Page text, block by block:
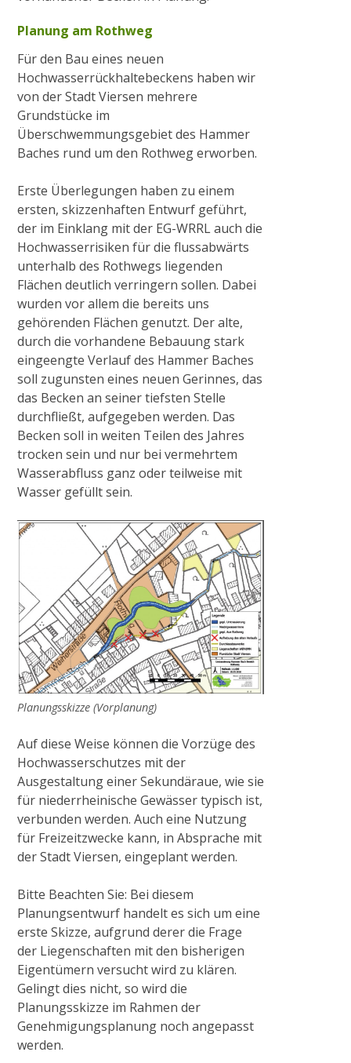
Planung am Rothweg
Für den Bau eines neuen
Hochwasserrückhaltebeckens haben wir
von der Stadt Viersen mehrere
Grundstücke im
Überschwemmungsgebiet des Hammer
Baches rund um den Rothweg erworben.
Erste Überlegungen haben zu einem
ersten, skizzenhaften Entwurf geführt,
der im Einklang mit der EG-WRRL auch die
Hochwasserrisiken für die flussabwärts
unterhalb des Rothwegs liegenden
Flächen deutlich verringern sollen. Dabei
wurden vor allem die bereits uns
gehörenden Flächen genutzt. Der alte,
durch die vorhandene Bebauung stark
eingeengte Verlauf des Hammer Baches
soll zugunsten eines neuen Gerinnes, das
das Becken an seiner tiefsten Stelle
durchfließt, aufgegeben werden. Das
Becken soll in weiten Teilen des Jahres
trocken sein und nur bei vermehrtem
Wasserabfluss ganz oder teilweise mit
Wasser gefüllt sein.
Planungsskizze (Vorplanung)
Auf diese Weise können die Vorzüge des
Hochwasserschutzes mit der
Ausgestaltung einer Sekundäraue, wie sie
für niederrheinische Gewässer typisch ist,
verbunden werden. Auch eine Nutzung
für Freizeitzwecke kann, in Absprache mit
der Stadt Viersen, eingeplant werden.
Bitte Beachten Sie: Bei diesem
Planungsentwurf handelt es sich um eine
erste Skizze, aufgrund derer die Frage
der Liegenschaften mit den bisherigen
Eigentümern versucht wird zu klären.
Gelingt dies nicht, so wird die
Planungsskizze im Rahmen der
Genehmigungsplanung noch angepasst
werden.